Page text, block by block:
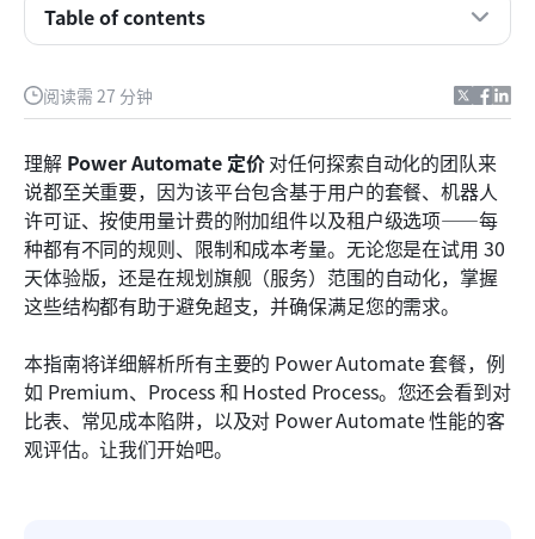
阅读需 27 分钟
理解 Power Automate 定价 对任何探索自动化的团队来
说都至关重要，因为该平台包含基于用户的套餐、机器人
许可证、按使用量计费的附加组件以及租户级选项——每
种都有不同的规则、限制和成本考量。无论您是在试用 30
天体验版，还是在规划旗舰（服务）范围的自动化，掌握
这些结构都有助于避免超支，并确保满足您的需求。
本指南将详细解析所有主要的 Power Automate 套餐，例
如 Premium、Process 和 Hosted Process。您还会看到对
比表、常见成本陷阱，以及对 Power Automate 性能的客
观评估。让我们开始吧。
Table of contents
Power Automate 价格对比表
什么是 Microsoft Power Automate，它是如何运作
的？
在选择套餐之前了解 Power Automate 的定价
Power Automate 定价套餐：用户和机器人许可证
的完整解析
Power Automate 相关产品附加组件定价
Lark：一种多功能且具成本效益的 Power
Automate 替代方案
价格与价值：选择 Power Automate 与 Lark 之间的